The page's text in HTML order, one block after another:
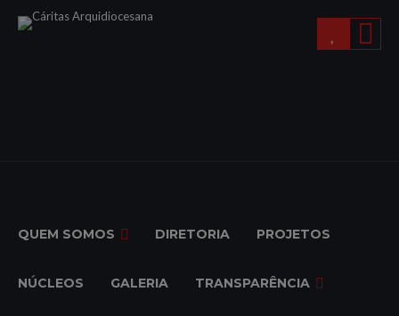
QUEM SOMOS DIRETORIA PROJETOS
NÚCLEOS GALERIA TRANSPARÊNCIA